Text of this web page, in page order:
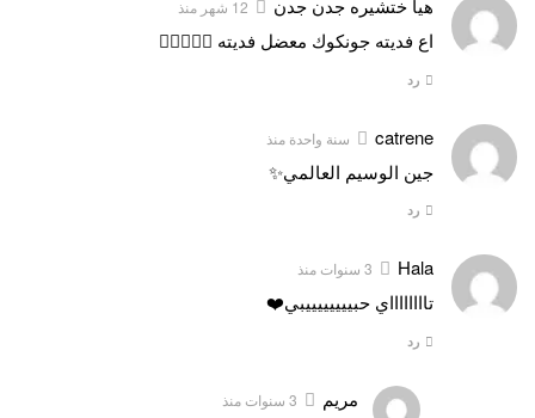
هيا ختشيره جدن جدن 12 شهر منذ
اع فديته جونكوك معضل فديته 👈🏻👉🏻🎀
رد
catrene سنة واحدة منذ
جين الوسيم العالمي✨
رد
Hala 3 سنوات منذ
تااااااااي حبييييييييبي❤️
رد
مريم 3 سنوات منذ